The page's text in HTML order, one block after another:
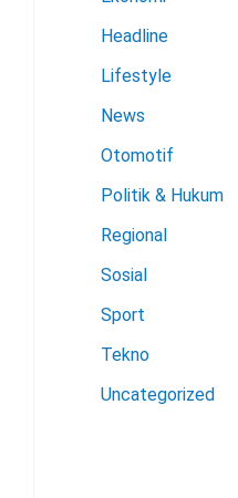
Headline
Lifestyle
News
Otomotif
Politik & Hukum
Regional
Sosial
Sport
Tekno
Uncategorized